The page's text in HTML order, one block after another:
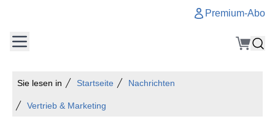
Premium-Abo
Sie lesen in Startseite Nachrichten
Vertrieb & Marketing